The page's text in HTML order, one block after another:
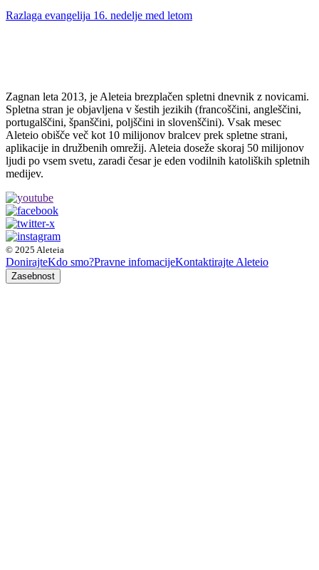
Razlaga evangelija 16. nedelje med letom
Zagnan leta 2013, je Aleteia brezplačen spletni dnevnik z novicami.
Spletna stran je objavljena v šestih jezikih (francoščini, angleščini,
portugalščini, španščini, poljščini in slovenščini). Vsak mesec
Aleteio obišče več kot 10 milijonov bralcev prek spletne strani,
aplikacije in družbenih omrežij. Aleteia doseže skoraj 50 milijonov
ljudi po vsem svetu, zaradi česar je eden vodilnih katoliških spletnih
medijev.
© 2025 Aleteia
DonirajteKdo smo?Pravne infomacijeKontaktirajte Aleteio
Zasebnost